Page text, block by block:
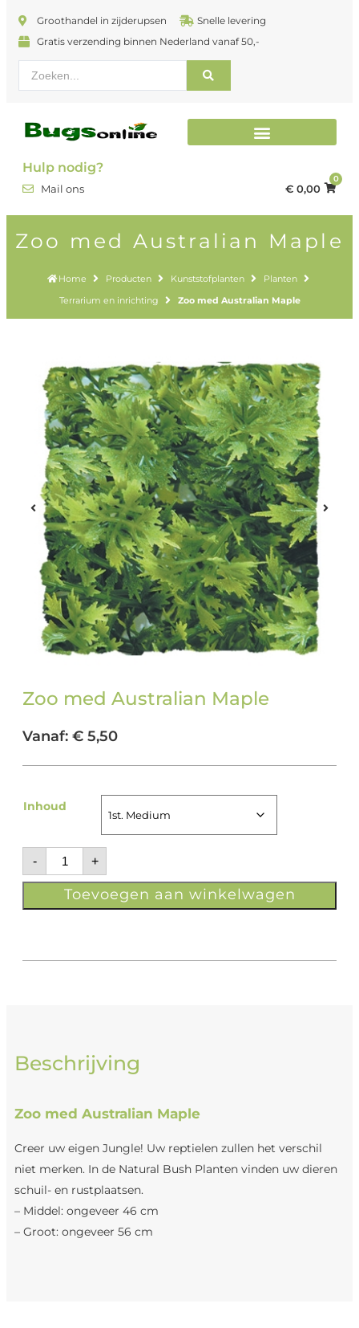
Groothandel in zijderupsen
Snelle levering
Gratis verzending binnen Nederland vanaf 50,-
Hulp nodig?
Mail ons € 0,00
0
Zoo med Australian Maple
Home Producten Kunststofplanten
Planten
Terrarium en inrichting
Zoo med Australian Maple
Zoo med Australian Maple
Vanaf: € 5,50
Inhoud
- +
Toevoegen aan winkelwagen
Beschrijving
Zoo med Australian Maple
Creer uw eigen Jungle! Uw reptielen zullen het verschil
niet merken. In de Natural Bush Planten vinden uw dieren
schuil- en rustplaatsen.
– Middel: ongeveer 46 cm
– Groot: ongeveer 56 cm